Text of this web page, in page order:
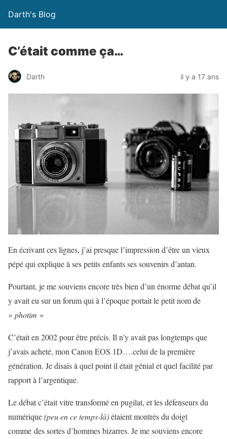
Darth's Blog
C’était comme ça…
Darth il y a 17 ans
En écrivant ces lignes, j’ai presque l’impression d’être un vieux
pépé qui explique à ses petits enfants ses souvenirs d’antan.
Pourtant, je me souviens encore très bien d’un énorme débat qu’il
y avait eu sur un forum qui à l’époque portait le petit nom de
« photim »
C’était en 2002 pour être précis. Il n’y avait pas longtemps que
j’avais acheté, mon Canon EOS 1D….celui de la première
génération. Je disais à quel point il était génial et quel facilité par
rapport à l’argentique.
Le débat c’était vitre transformé en pugilat, et les défenseurs du
numérique(peu en ce temps-là)étaient montrés du doigt
comme des sortes d’hommes bizarres. Je me souviens encore